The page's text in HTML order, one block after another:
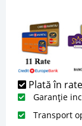
Plată în
Garanție
Transport